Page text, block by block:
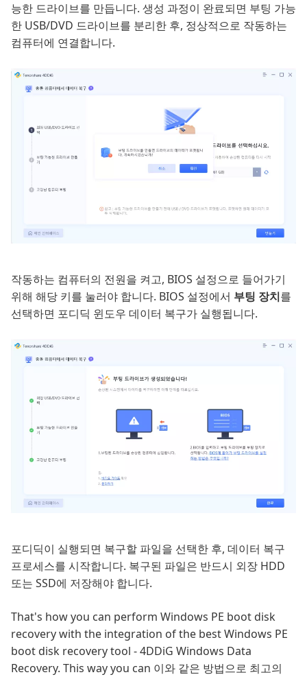
능한 드라이브를 만듭니다. 생성 과정이 완료되면 부팅 가능
한 USB/DVD 드라이브를 분리한 후, 정상적으로 작동하는
컴퓨터에 연결합니다.
작동하는 컴퓨터의 전원을 켜고, BIOS 설정으로 들어가기
위해 해당 키를 눌러야 합니다. BIOS 설정에서 부팅 장치를
선택하면 포디딕 윈도우 데이터 복구가 실행됩니다.
포디딕이 실행되면 복구할 파일을 선택한 후, 데이터 복구
프로세스를 시작합니다. 복구된 파일은 반드시 외장 HDD
또는 SSD에 저장해야 합니다.
That's how you can perform Windows PE boot disk
recovery with the integration of the best Windows PE
boot disk recovery tool - 4DDiG Windows Data
Recovery. This way you can 이와 같은 방법으로 최고의